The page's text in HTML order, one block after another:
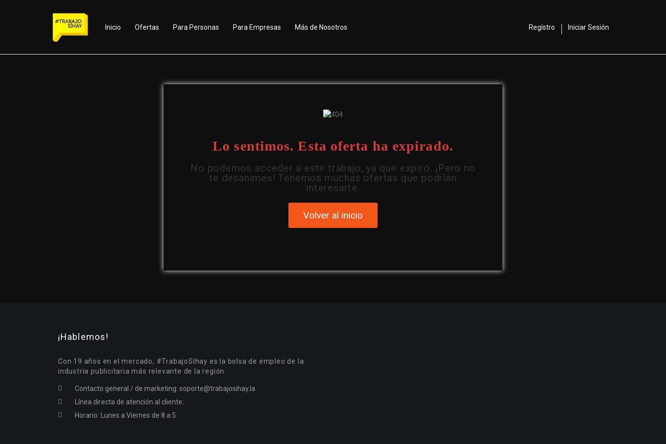
Inicio Ofertas Para Personas Para Empresas Más de Nosotros Regístro Iniciar Sesión
Lo sentimos. Esta oferta ha expirado.
No podemos acceder a este trabajo, ya que expiró. ¡Pero no
te desanimes! Tenemos muchas ofertas que podrían
interesarte.
Volver al inicio
¡Hablemos!
Con 19 años en el mercado, #TrabajoSíhay es la bolsa de empleo de la
industria publicitaria más relevante de la región.
Contacto general / de marketing: soporte@trabajosihay.la
Línea directa de atención al cliente:
Horario: Lunes a Viernes de 8 a 5